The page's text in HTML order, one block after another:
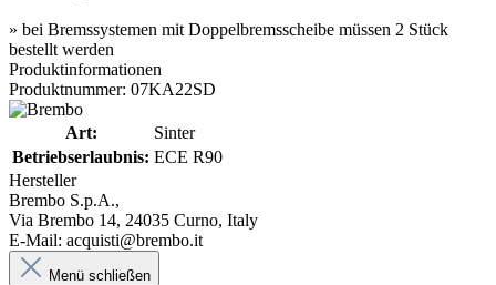
» bei Bremssystemen mit Doppelbremsscheibe müssen 2 Stück
bestellt werden
Produktinformationen
Produktnummer: 07KA22SD
Art:
Sinter
Betriebserlaubnis: ECE R90
Hersteller
Brembo S.p.A.,
Via Brembo 14, 24035 Curno, Italy
E-Mail: acquisti@brembo.it
Menü schließen